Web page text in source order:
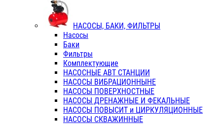
НАСОСЫ, БАКИ, ФИЛЬТРЫ
Насосы
Баки
Фильтры
Комплектующие
НАСОСНЫЕ АВТ СТАНЦИИ
НАСОСЫ ВИБРАЦИОННЫНЕ
НАСОСЫ ПОВЕРХНОСТНЫЕ
НАСОСЫ ДРЕНАЖНЫЕ И ФЕКАЛЬНЫЕ
НАСОСЫ ПОВЫСИТ и ЦИРКУЛЯЦИОННЫЕ
НАСОСЫ СКВАЖИННЫЕ